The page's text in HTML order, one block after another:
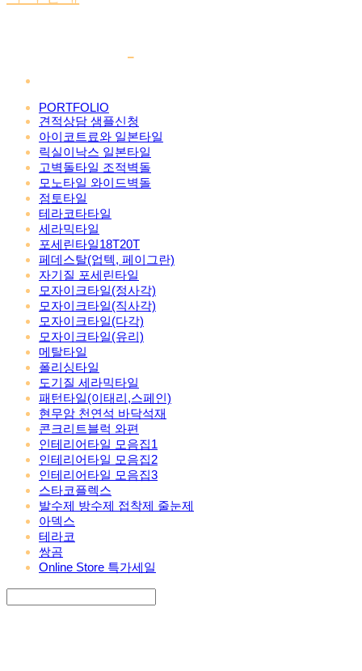
PORTFOLIO
견적상담 샘플신청
아이코트료와 일본타일
릭실이낙스 일본타일
고벽돌타일 조적벽돌
모노타일 와이드벽돌
점토타일
테라코타타일
세라믹타일
포세린타일18T20T
페데스탈(업텍, 페이그란)
자기질 포세린타일
모자이크타일(정사각)
모자이크타일(직사각)
모자이크타일(다각)
모자이크타일(유리)
메탈타일
폴리싱타일
도기질 세라믹타일
패턴타일(이태리,스페인)
현무암 천연석 바닥석재
콘크리트블럭 와편
인테리어타일 모음집1
인테리어타일 모음집2
인테리어타일 모음집3
스타코플렉스
발수제 방수제 접착제 줄눈제
아덱스
테라코
쌍곰
Online Store 특가세일